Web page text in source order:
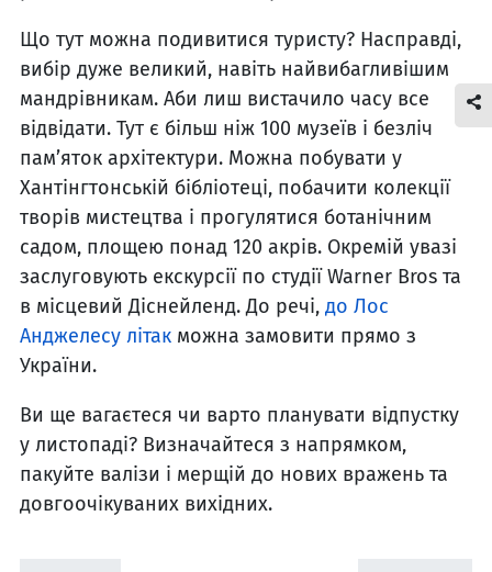
Що тут можна подивитися туристу? Насправді,
вибір дуже великий, навіть найвибагливішим
мандрівникам. Аби лиш вистачило часу все
відвідати. Тут є більш ніж 100 музеїв і безліч
пам’яток архітектури. Можна побувати у
Хантінгтонській бібліотеці, побачити колекції
творів мистецтва і прогулятися ботанічним
садом, площею понад 120 акрів. Окремій увазі
заслуговують екскурсії по студії Warner Bros та
в місцевий Діснейленд. До речі, до Лос
Анджелесу літак можна замовити прямо з
України.
Ви ще вагаєтеся чи варто планувати відпустку
у листопаді? Визначайтеся з напрямком,
пакуйте валізи і мерщій до нових вражень та
довгоочікуваних вихідних.